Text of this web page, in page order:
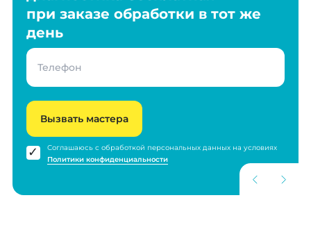
при заказе обработки в тот же
день
Вызвать мастера
Соглашаюсь с обработкой персональных данных на условиях
Политики конфиденциальности